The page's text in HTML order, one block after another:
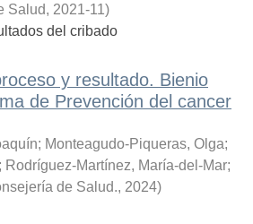
Salud, 2021-11)
del cribado
y resultado. Bienio
de Prevención del cancer
; Monteagudo-Piqueras, Olga;
; Rodríguez-Martínez, María-del-Mar;
de Salud., 2024)